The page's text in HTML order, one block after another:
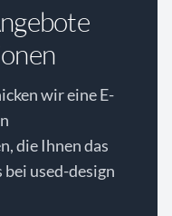
wir eine E-
die Ihnen das
bei used-design